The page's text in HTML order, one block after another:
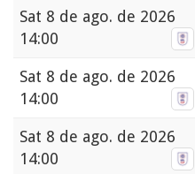
Sat 8 de ago. de 2026
14:00
Sat 8 de ago. de 2026
14:00
Sat 8 de ago. de 2026
14:00